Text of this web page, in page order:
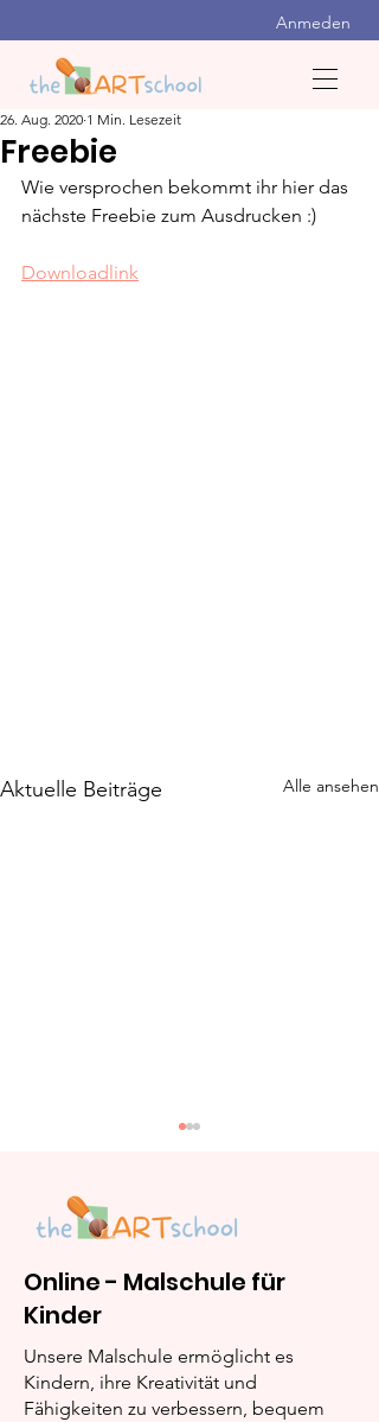
Anmeden
Freebie
26. Aug. 2020 1 Min. Lesezeit
Wie versprochen bekommt ihr hier das
nächste Freebie zum Ausdrucken :)
Downloadlink
Aktuelle Beiträge Alle ansehen
Vorteile unserer
kostenlosen
Ausmalbilder
Online - Malschule für
Kinder
Unsere Malschule ermöglicht es
Kindern, ihre Kreativität und
Fähigkeiten zu verbessern, bequem